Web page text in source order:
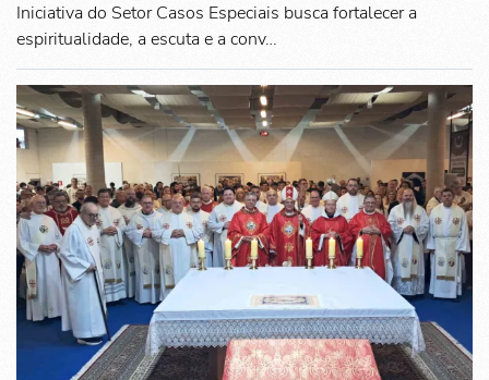
Iniciativa do Setor Casos Especiais busca fortalecer a
espiritualidade, a escuta e a conv…